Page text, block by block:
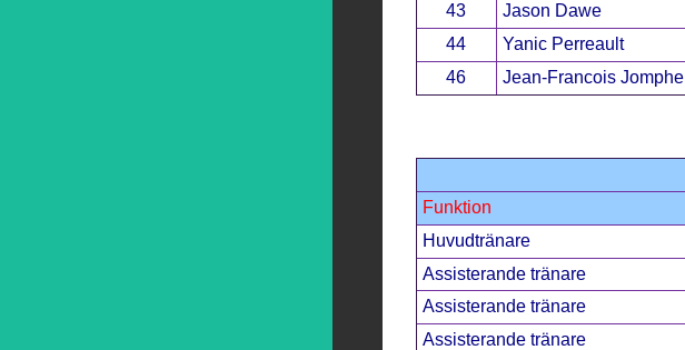
43
Jason Dawe
44
Yanic Perreault
46
Jean-Francois Jomphe
Funktion
Huvudtränare
Assisterande tränare
Assisterande tränare
Assisterande tränare